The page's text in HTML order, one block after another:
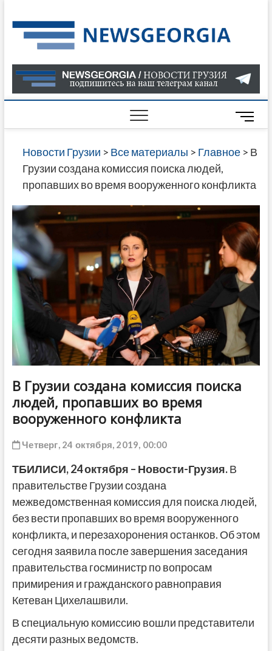
to
content
О
В
ГРУЗИИ
САЙТЕ
M
e
n
B
t
t
o
n
Новости Грузии > Все материалы > Главное> В
Грузии создана комиссия поиска людей,
пропавших во время вооруженного конфликта
В Грузии создана комиссия поиска
людей, пропавших во время
вооруженного конфликта
Четверг, 24 октября, 2019, 00:00
ТБИЛИСИ,24 октября – Новости-Грузия.В
правительстве Грузии создана
межведомственная комиссия для поиска людей,
без вести пропавших во время вооруженного
конфликта, и перезахоронения останков. Об этом
сегодня заявила после завершения заседания
правительства госминистр по вопросам
примирения и гражданского равноправия
Кетеван Цихелашвили.
В специальную комиссию вошли представители
десяти разных ведомств.